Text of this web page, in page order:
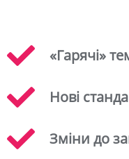
«Гарячі»
Нові
Зміни до